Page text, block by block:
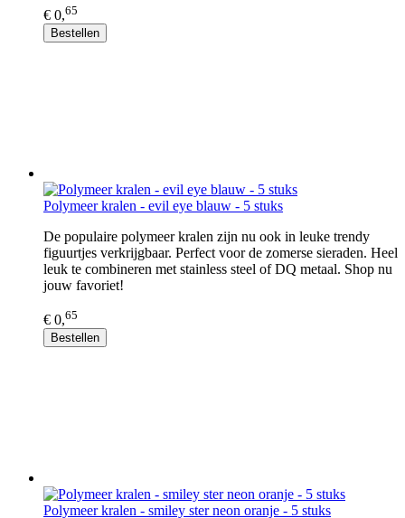
€ 0,65
Bestellen
Polymeer kralen - evil eye blauw - 5 stuks
De populaire polymeer kralen zijn nu ook in leuke trendy
figuurtjes verkrijgbaar. Perfect voor de zomerse sieraden. Heel
leuk te combineren met stainless steel of DQ metaal. Shop nu
jouw favoriet!
€ 0,65
Bestellen
Polymeer kralen - smiley ster neon oranje - 5 stuks